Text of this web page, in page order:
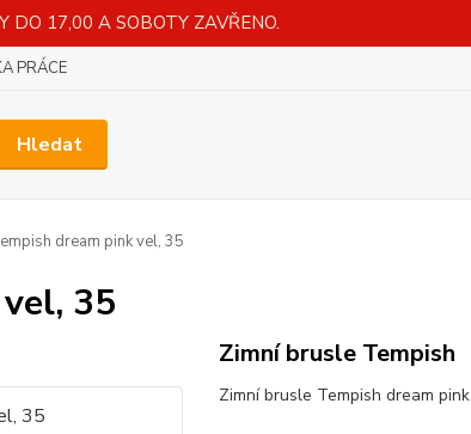
DO 17,00 A SOBOTY ZAVŘENO.
PRÁCE
Hledat
dream pink vel, 35
35
Zimní brusle Tempish
Zimní brusle Tempish dream pink